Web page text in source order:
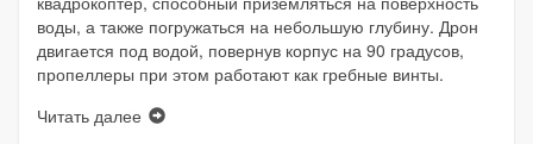
воды, а также погружаться на небольшую глубину. Дрон
двигается под водой, повернув корпус на 90 градусов,
пропеллеры при этом работают как гребные винты.
Читать далее